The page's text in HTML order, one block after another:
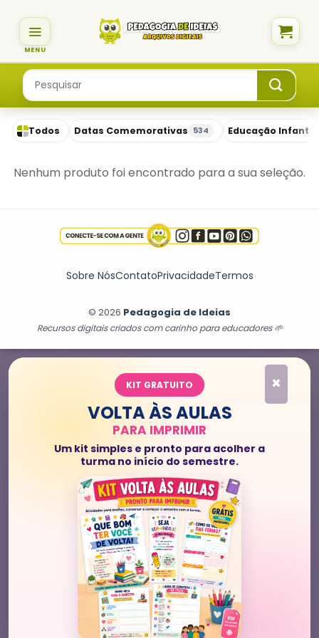
content
Pesquisar
por:
Todos Datas Comemorativas 534 Educação Infantil
Nenhum produto foi encontrado para a sua seleção.
Sobre NósContatoPrivacidadeTermos
© 2026 Pedagogia de Ideias
Recursos digitais criados com carinho para educadores 🌱
×
KIT GRATUITO
VOLTA ÀS AULAS
PARA IMPRIMIR
Um kit simples e pronto para acolher a
turma no início do semestre.